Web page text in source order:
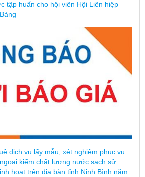
tập huấn cho hội viên Hội Liên hiệp
dịch vụ lấy mẫu, xét nghiệm phục vụ
kiểm chất lượng nước sạch sử
hoạt trên địa bàn tỉnh Ninh Bình năm